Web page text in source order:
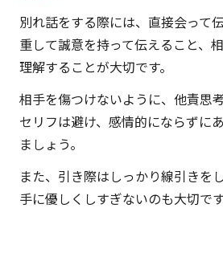
別れ話をする際には、直接会って
重して誠意を持って伝えること、
理解することが大切です。
相手を傷つけないように、他責思
セリフは避け、感情的にならずに
ましょう。
また、引き際はしっかり線引きを
手に優しくしすぎないのも大切です